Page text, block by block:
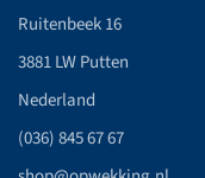
Ruitenbeek 16
3881 LW Putten
Nederland
(036) 845 67 67